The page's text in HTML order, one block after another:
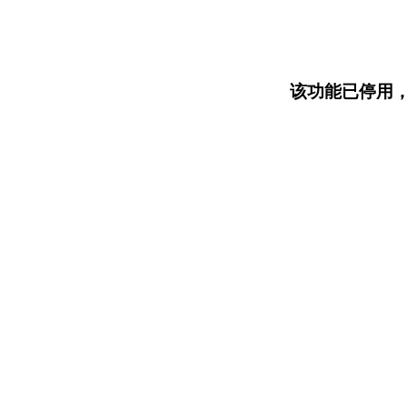
该功能已停用